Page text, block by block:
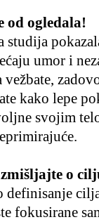
od ogledala!
studija
umor i
vežbate,
kako lepe
svojim
o
definisanje
fokusirane